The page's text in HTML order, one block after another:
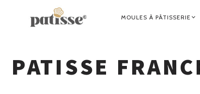
MOULES À PÂTISSERIE
PATISSE